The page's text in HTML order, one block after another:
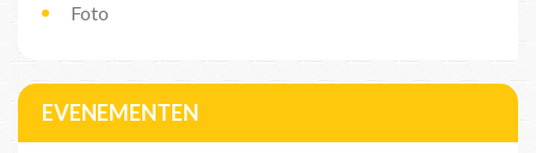
Foto
EVENEMENTEN